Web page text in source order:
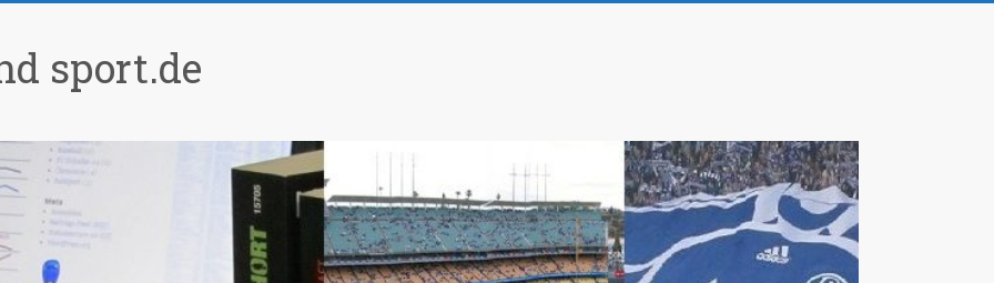
sport.de